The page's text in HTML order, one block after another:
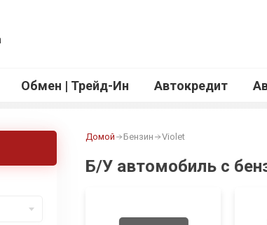
Обмен | Трейд-Ин Автокредит
Домой Бензин Violet
Б/У автомобиль с